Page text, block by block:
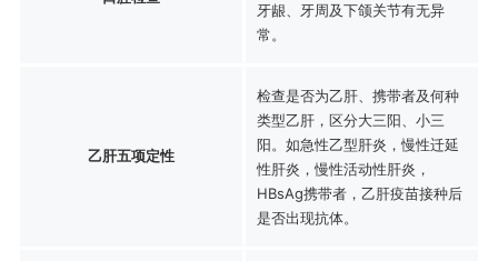
牙龈、牙周及下颌关节有无异
常。
乙肝五项定性
检查是否为乙肝、携带者及何种
类型乙肝，区分大三阳、小三
阳。如急性乙型肝炎，慢性迁延
性肝炎，慢性活动性肝炎，
HBsAg携带者，乙肝疫苗接种后
是否出现抗体。